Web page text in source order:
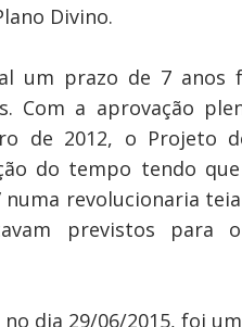
Divino.
um prazo de 7 anos
Com a aprovação
de 2012, o Projeto
do tempo tendo
numa revolucionaria
previstos para
dia 29/06/2015, foi